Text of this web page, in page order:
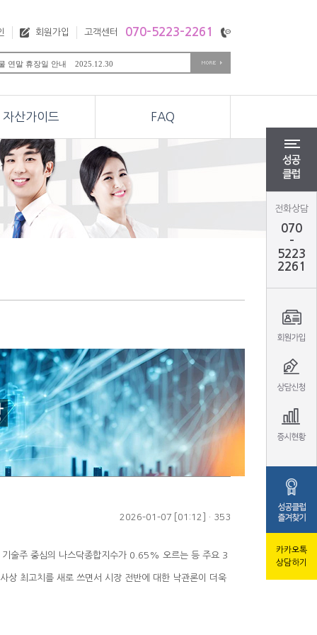
회원가입 고객센터 070-5223-2261
연말 휴장일 안내 2025.12.30
미국 Day after Th.. 2025.11.28
옵션 동시 만기일 안내 2025.09.11
M오일 월물변경 안내 2025.08.19
,옵션 광복절 관련 휴장안내 2025.08.13
외선물 미국 Preside.. 2025.02.17
Eve 항셍,M항셍.. 2025.12.30
자산가이드 FAQ
전화상담
070
-
5223
2261
카카오톡
상담하기
2026-01-07 [01:12] · 353